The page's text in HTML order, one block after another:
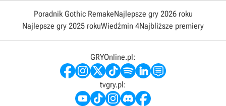
Poradnik Gothic RemakeNajlepsze gry 2026 roku
Najlepsze gry 2025 rokuWiedźmin 4Najbliższe premiery
GRYOnline.pl:
tvgry.pl: